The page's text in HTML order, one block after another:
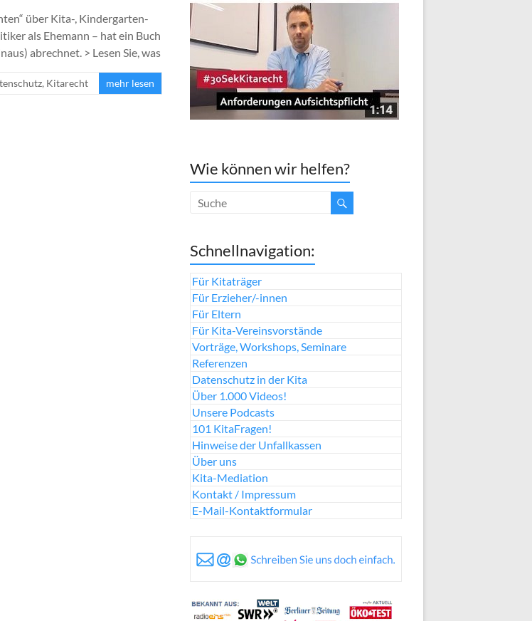
über Kita-, Kindergarten-
als Ehemann – hat ein Buch
abrechnet. > Lesen Sie, was
, Kitarecht mehr lesen
Wie können wir helfen?
Schnellnavigation:
Für Kitaträger
Für Erzieher/-innen
Für Eltern
Für Kita-Vereinsvorstände
Vorträge, Workshops, Seminare
Referenzen
Datenschutz in der Kita
Über 1.000 Videos!
Unsere Podcasts
101 KitaFragen!
Hinweise der Unfallkassen
Über uns
Kita-Mediation
Kontakt / Impressum
E-Mail-Kontaktformular